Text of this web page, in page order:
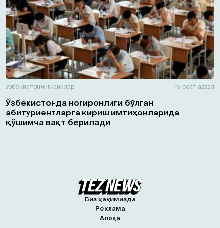
ЎзбекистонЯнгиликлар 19 соат аввал
Ўзбекистонда ногиронлиги бўлган
абитуриентларга кириш имтиҳонларида
қўшимча вақт берилади
Биз ҳақимизда
Реклама
Алоқа